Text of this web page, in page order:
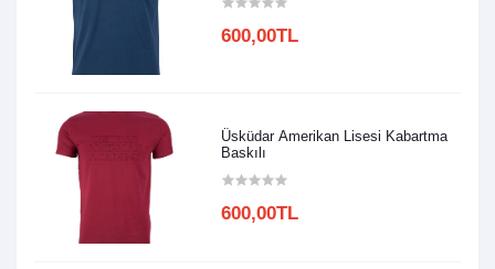
600,00TL
Üsküdar Amerikan Lisesi Kabartma
Baskılı
600,00TL